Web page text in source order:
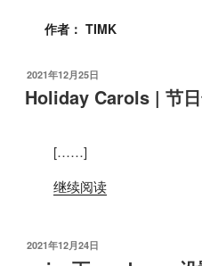
作者： TIMK
发
布
于
2021年12月25日
Holiday Carols | 节
[……]
继续阅读
发
2021年12月24日